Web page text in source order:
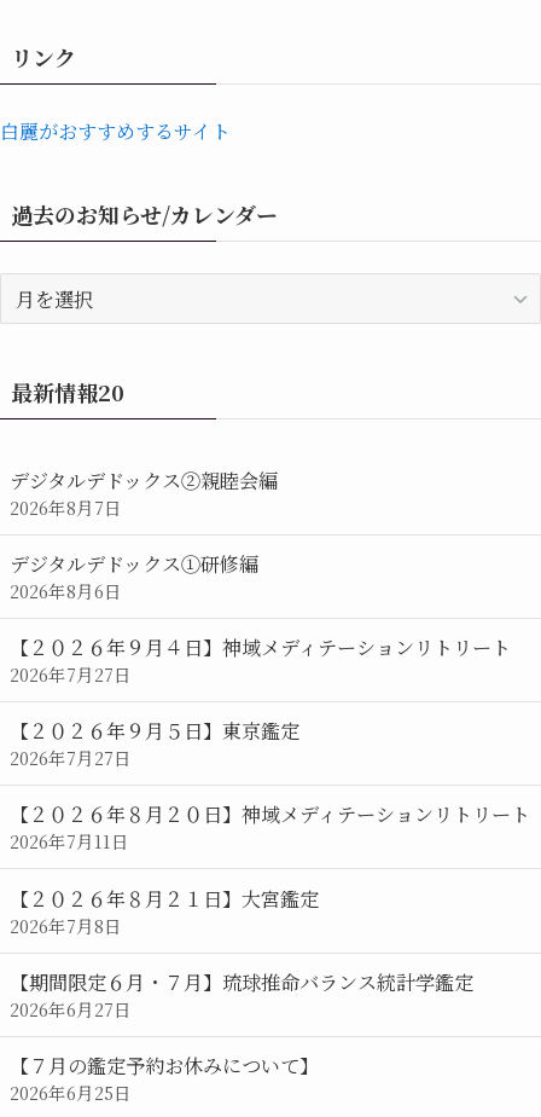
リンク
白麗がおすすめするサイト
過去のお知らせ/カレンダー
去
お
知
せ/
カ
レ
ン
ダ
ー
最新情報20
デジタルデドックス②親睦会編
2026年8月7日
デジタルデドックス①研修編
2026年8月6日
【２０２６年９月４日】神域メディテーションリトリート
2026年7月27日
【２０２６年９月５日】東京鑑定
2026年7月27日
【２０２６年８月２０日】神域メディテーションリトリート
2026年7月11日
【２０２６年８月２１日】大宮鑑定
2026年7月8日
【期間限定６月・７月】琉球推命バランス統計学鑑定
2026年6月27日
【７月の鑑定予約お休みについて】
2026年6月25日